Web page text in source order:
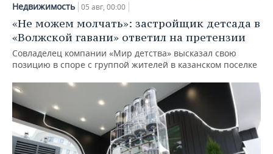
Недвижимость 05 авг, 00:00
«Не можем молчать»: застройщик детсада в
«Волжской гавани» ответил на претензии
Совладелец компании «Мир детства» высказал свою
позицию в споре с группой жителей в казанском поселке